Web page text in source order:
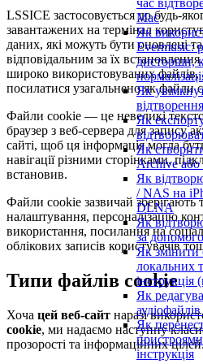
час
Mac
Як
Evermusic:
дисторшн,
Як
Як
Як
Archive
Як
/ NAS на
DLNA
Як
за
Як змінити
локальних
Як
Як
інструкція
LSSICE застосовується до будь-
завантажених на термінал
даних, які можуть бути оновлені
відповідальним за їх
широко використовуваних
посилатися узагальнено як файли
Файли cookie — це невеликі
браузер з веб-сервера для запису
сайті, щоб ця інформація могла
навігації різними сторінками,
встановив.
Файли cookie зазвичай зберігають
налаштування, персоналізацію
використання, посилання на
облікових записів користувачів
Типи файлів cookie
Хоча цей веб-сайт наразі
cookie, ми надаємо наступну
прозорості та інформаційних